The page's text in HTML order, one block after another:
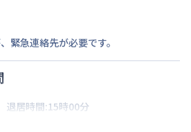
緊急連絡先が必要です。
退居時間:15時00分